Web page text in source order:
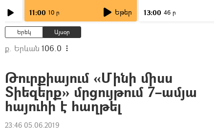
11:00 10 ր Եթեր 13:00 46 ր
Երեկ Այսօր
ք. Երևան 106.0
Թուրքիայում «Մինի միսս
Տիեզերք» մրցույթում 7–ամյա
հայուհի է հաղթել
23:46 05.06.2019